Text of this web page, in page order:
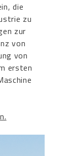
die
zu
zur
von
von
ersten